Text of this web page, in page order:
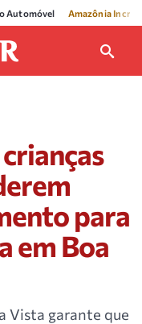
Automóvel Amazônia
para
em Boa
Vista garante que